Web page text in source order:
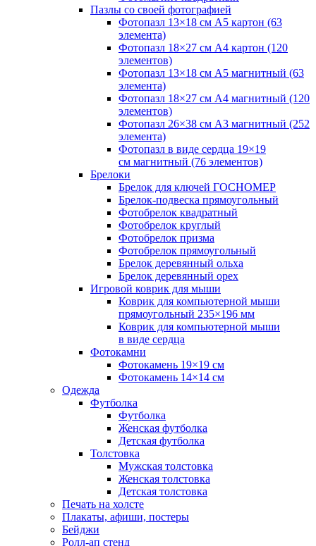
Пазлы со своей фотографией
Фотопазл 13×18 см А5 картон (63
элемента)
Фотопазл 18×27 см А4 картон (120
элементов)
Фотопазл 13×18 см А5 магнитный (63
элемента)
Фотопазл 18×27 см А4 магнитный (120
элементов)
Фотопазл 26×38 см А3 магнитный (252
элемента)
Фотопазл в виде сердца 19×19
см магнитный (76 элементов)
Брелоки
Брелок для ключей ГОСНОМЕР
Брелок-подвеска прямоугольный
Фотобрелок квадратный
Фотобрелок круглый
Фотобрелок призма
Фотобрелок прямоугольный
Брелок деревянный ольха
Брелок деревянный орех
Игровой коврик для мыши
Коврик для компьютерной мыши
прямоугольный 235×196 мм
Коврик для компьютерной мыши
в виде сердца
Фотокамни
Фотокамень 19×19 см
Фотокамень 14×14 см
Одежда
Футболка
Футболка
Женская футболка
Детская футболка
Толстовка
Мужская толстовка
Женская толстовка
Детская толстовка
Печать на холсте
Плакаты, афиши, постеры
Бейджи
Ролл-ап стенд